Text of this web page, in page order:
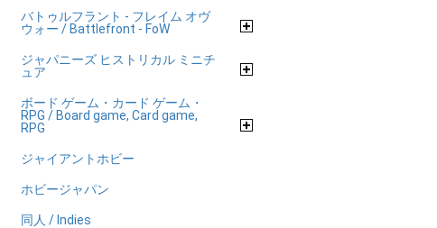
バトゥルフラント - フレイム オヴ
ウォー / Battlefront - FoW
ジャパニーズ ヒストリカル ミニチ
ュア
ボード ゲーム・カード ゲーム・
RPG / Board game, Card game,
RPG
ジャイアントホビー
ホビージャパン
同人 / Indies